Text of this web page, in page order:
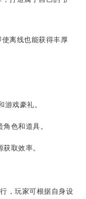
使离线也能获得丰厚
游戏豪礼。
色和道具。
取效率。
，玩家可根据自身设